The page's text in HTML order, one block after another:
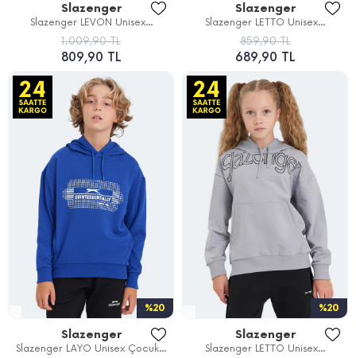
Slazenger
Slazenger LEVON Unisex...
1.009,90 TL
809,90 TL
Slazenger
Slazenger LETTO Unisex...
859,90 TL
689,90 TL
%20
Slazenger
Slazenger LAYO Unisex Çocuk...
%20
Slazenger
Slazenger LETTO Unisex...